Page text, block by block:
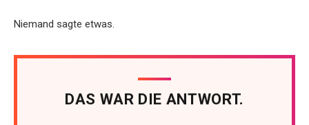
Niemand sagte etwas.
DAS WAR DIE ANTWORT.